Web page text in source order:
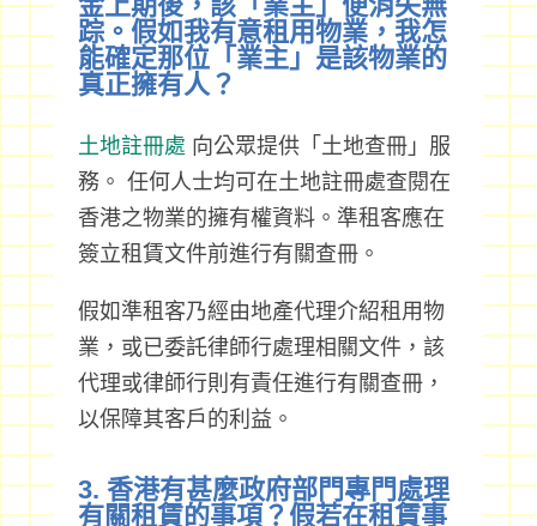
踪。假如我有意租用物業，我怎
能確定那位「業主」是該物業的
真正擁有人？
土地註冊處 向公眾提供「土地查冊」服
務。 任何人士均可在土地註冊處查閱在
香港之物業的擁有權資料。準租客應在
簽立租賃文件前進行有關查冊。
假如準租客乃經由地產代理介紹租用物
業，或已委託律師行處理相關文件，該
代理或律師行則有責任進行有關查冊，
以保障其客戶的利益。
3. 香港有甚麼政府部門專門處理
有關租賃的事項？假若在租賃事